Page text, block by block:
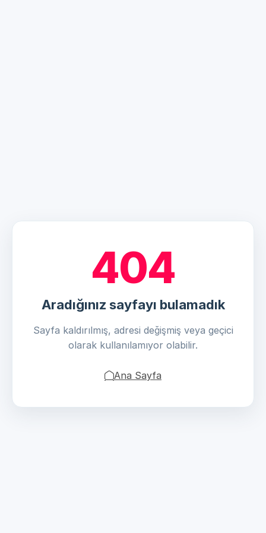
404
Aradığınız sayfayı bulamadık
Sayfa kaldırılmış, adresi değişmiş veya geçici
olarak kullanılamıyor olabilir.
Ana Sayfa